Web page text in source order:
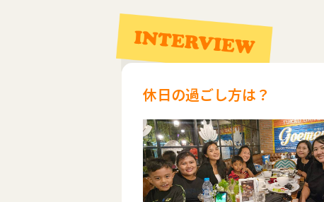
休日の過ごし方は？